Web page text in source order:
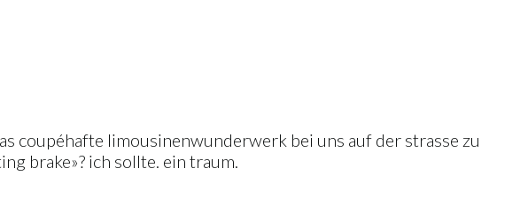
coupéhafte limousinenwunderwerk bei uns auf der strasse zu
brake»? ich sollte. ein traum.